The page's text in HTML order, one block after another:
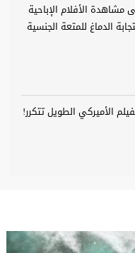
مشاهدة الأفلام الإباحية
الدماغ للمتعة الجنسية
الأميركي الطويل تتكرر!